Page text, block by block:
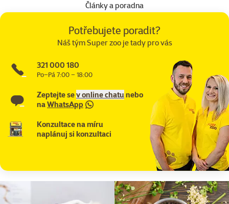
Články a poradna
Potřebujete poradit?
Náš tým Super zoo je tady pro vás
321 000 180
Po–Pá 7:00 – 18:00
Zeptejte sev online chatunebo
naWhatsApp
Konzultace na míru
naplánuj si konzultaci